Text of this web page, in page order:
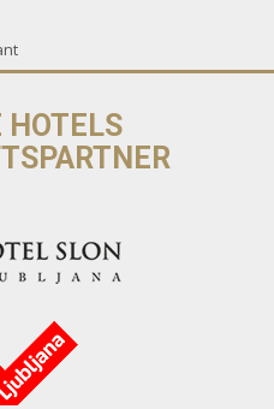
HOTELS